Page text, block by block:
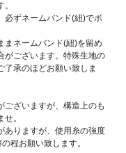
必ずネームバンド(紐)でボ
まネームバンド(紐)を留め
がございます。特殊生地の
了承のほどお願い致しま
ございますが、構造上のも
。
ありますが、使用糸の強度
程お願い致します。